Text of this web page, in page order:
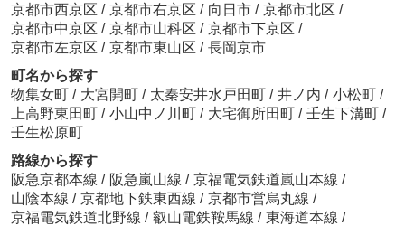
京都市西京区 / 京都市右京区 / 向日市 / 京都市北区 /
京都市中京区 / 京都市山科区 / 京都市下京区 /
京都市左京区 / 京都市東山区 / 長岡京市
町名から探す
物集女町 / 大宮開町 / 太秦安井水戸田町 / 井ノ内 / 小松町 /
上高野東田町 / 小山中ノ川町 / 大宅御所田町 / 壬生下溝町 /
壬生松原町
路線から探す
阪急京都本線 / 阪急嵐山線 / 京福電気鉄道嵐山本線 /
山陰本線 / 京都地下鉄東西線 / 京都市営烏丸線 /
京福電気鉄道北野線 / 叡山電鉄鞍馬線 / 東海道本線 /